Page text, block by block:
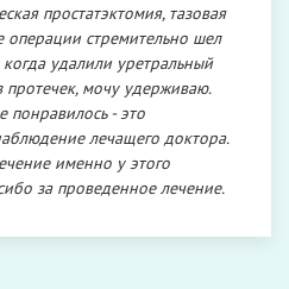
простатэктомия​, тазовая
стремительно шел
удалили уретральный
протечек, мочу удерживаю.
понравилось - это
лечащего доктора.
именно у этого
за проведенное лечение.